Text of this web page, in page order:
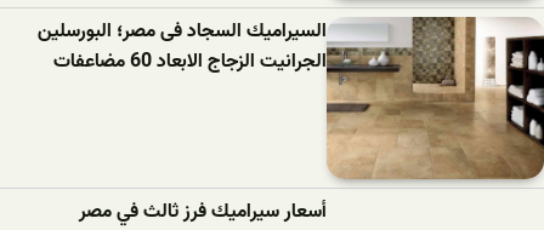
السيراميك السجاد فى مصر؛ البورسلين
الجرانيت الزجاج الابعاد 60 مضاعفات
أسعار سيراميك فرز ثالث في مصر